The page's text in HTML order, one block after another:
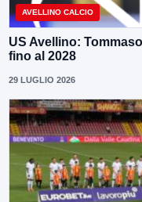
AVELLINO CALCIO
US Avellino:
fino al 2028
29 LUGLIO 2026